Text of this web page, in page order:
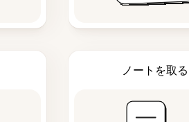
ノートを取る